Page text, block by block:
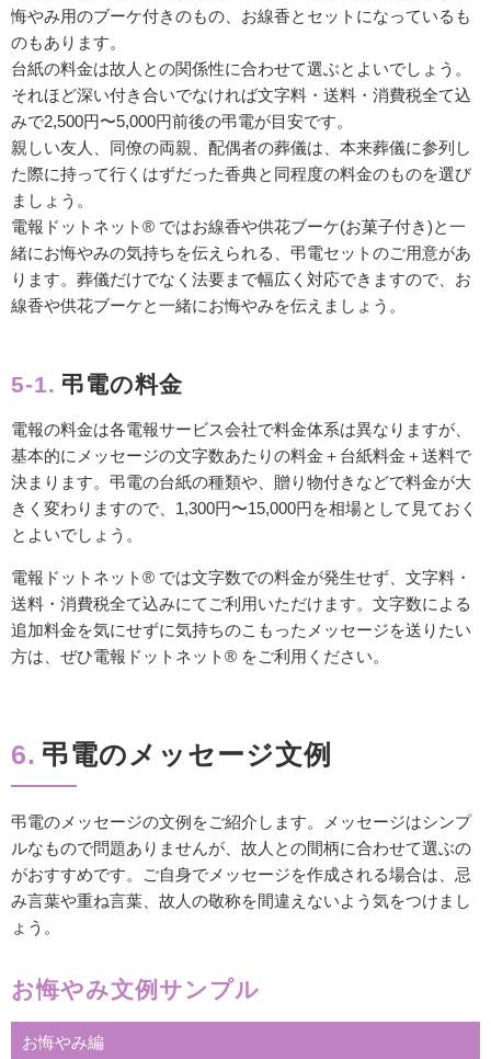
悔やみ用のブーケ付きのもの、お線香とセットになっているも
のもあります。
台紙の料金は故人との関係性に合わせて選ぶとよいでしょう。
それほど深い付き合いでなければ文字料・送料・消費税全て込
みで2,500円〜5,000円前後の弔電が目安です。
親しい友人、同僚の両親、配偶者の葬儀は、本来葬儀に参列し
た際に持って行くはずだった香典と同程度の料金のものを選び
ましょう。
電報ドットネット® ではお線香や供花ブーケ(お菓子付き)と一
緒にお悔やみの気持ちを伝えられる、弔電セットのご用意があ
ります。葬儀だけでなく法要まで幅広く対応できますので、お
線香や供花ブーケと一緒にお悔やみを伝えましょう。
5-1. 弔電の料金
電報の料金は各電報サービス会社で料金体系は異なりますが、
基本的にメッセージの文字数あたりの料金＋台紙料金＋送料で
決まります。弔電の台紙の種類や、贈り物付きなどで料金が大
きく変わりますので、1,300円〜15,000円を相場として見ておく
とよいでしょう。
電報ドットネット® では文字数での料金が発生せず、文字料・
送料・消費税全て込みにてご利用いただけます。文字数による
追加料金を気にせずに気持ちのこもったメッセージを送りたい
方は、ぜひ電報ドットネット® をご利用ください。
6. 弔電のメッセージ文例
弔電のメッセージの文例をご紹介します。メッセージはシンプ
ルなもので問題ありませんが、故人との間柄に合わせて選ぶの
がおすすめです。ご自身でメッセージを作成される場合は、忌
み言葉や重ね言葉、故人の敬称を間違えないよう気をつけまし
ょう。
お悔やみ文例サンプル
お悔やみ編